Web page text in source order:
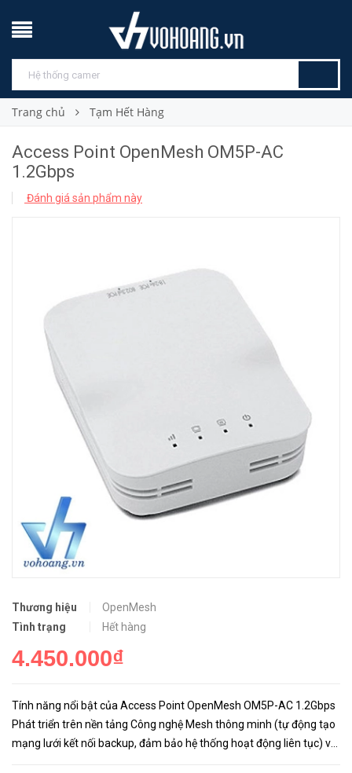
Trang chủ Tạm Hết Hàng
Access Point OpenMesh OM5P-AC
1.2Gbps
Đánh giá sản phẩm này
Thương hiệu
OpenMesh
Tình trạng
Hết hàng
4.450.000₫
Tính năng nổi bật của Access Point OpenMesh OM5P-AC 1.2Gbps
Phát triển trên nền tảng Công nghệ Mesh thông minh (tự động tạo
mạng lưới kết nối backup, đảm bảo hệ thống hoạt động liên tục) và